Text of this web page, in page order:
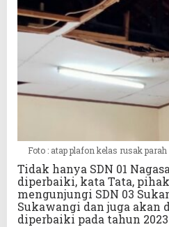
Foto : atap plafon kelas rusak parah
Tidak hanya SDN 01
diperbaiki, kata Tata,
mengunjungi SDN 03
Sukawangi dan juga akan
diperbaiki pada tahun